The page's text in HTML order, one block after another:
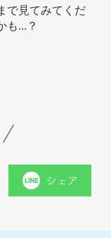
で見てみてくだ
も...？